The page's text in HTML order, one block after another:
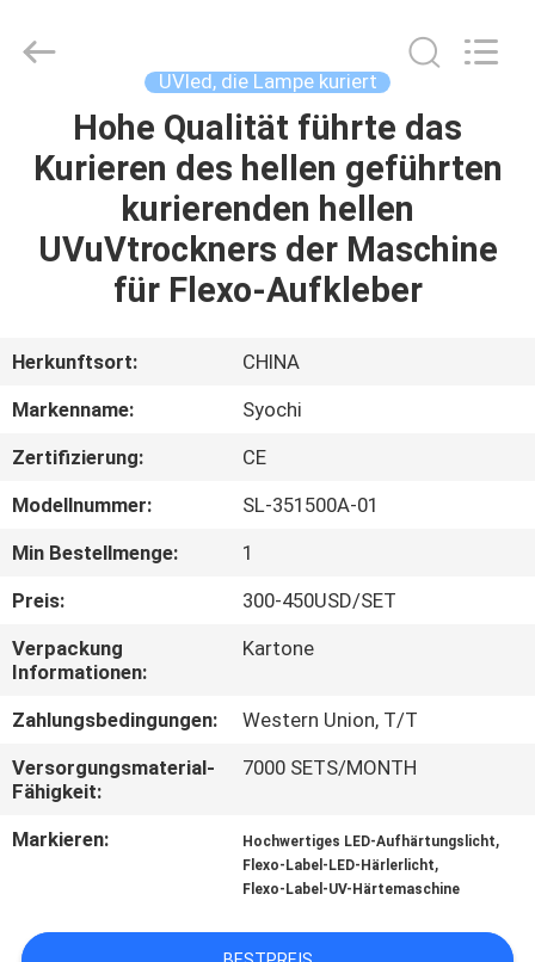
HAUS
PRODUKTE
FABRIK-
QUALITÄTSKONTROLLE
TRETEN
SIE
MIT
UNS
IN
VERBINDUNG
FORDERN
Electronics
UVled, die Lampe kuriert
Hohe Qualität führte das
Kurieren des hellen geführten
kurierenden hellen
UVuVtrockners der Maschine
für Flexo-Aufkleber
Herkunftsort:
CHINA
Markenname:
Syochi
Zertifizierung:
CE
Modellnummer:
SL-351500A-01
Min Bestellmenge:
1
Preis:
300-450USD/SET
Verpackung
Informationen:
Kartone
Zahlungsbedingungen:
Western Union, T/T
Versorgungsmaterial-
Fähigkeit:
7000 SETS/MONTH
Markieren: Hochwertiges LED-Aufhärtungslicht,
Flexo-Label-LED-Härlerlicht,
Flexo-Label-UV-Härtemaschine